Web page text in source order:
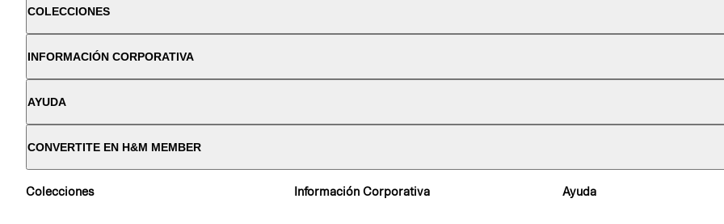
COLECCIONES
INFORMACIÓN CORPORATIVA
AYUDA
CONVERTITE EN H&M MEMBER
Colecciones Información Corporativa Ayuda